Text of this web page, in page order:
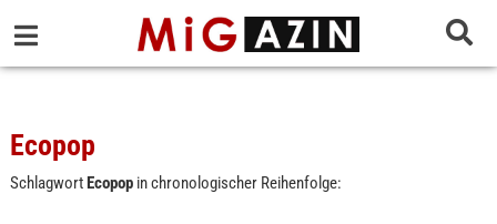
Ecopop
SchlagwortEcopopin chronologischer Reihenfolge: